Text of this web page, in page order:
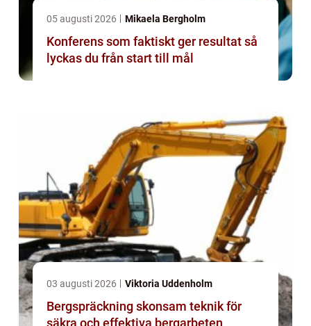
05 augusti 2026 Mikaela Bergholm
Konferens som faktiskt ger resultat så
lyckas du från start till mål
03 augusti 2026 Viktoria Uddenholm
Bergspräckning skonsam teknik för
säkra och effektiva bergarbeten